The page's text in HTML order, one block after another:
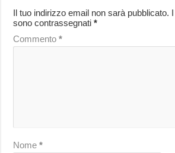
Il tuo indirizzo email non sarà pubblicato.
sono contrassegnati*
Commento*
Nome*